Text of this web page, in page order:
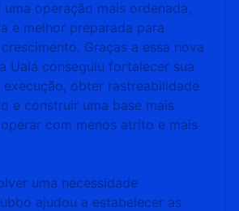
operação mais ordenada,
e melhor preparada para
Graças a essa nova
Ualá conseguiu fortalecer sua
execução, obter rastreabilidade
e construir uma base mais
com menos atrito e mais
uma necessidade
ajudou a estabelecer as